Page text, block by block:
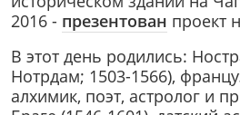
2016 - презентован проект
В этот день родились:
Нотрдам; 1503-1566),
алхимик, поэт, астролог и